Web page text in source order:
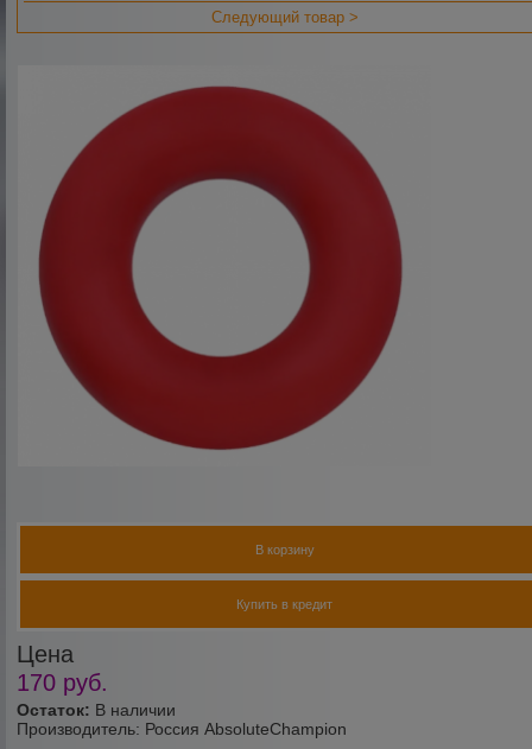
Следующий товар >
Остаток: В наличии
Производитель: Россия AbsoluteChampion
Цена
170 руб.
В корзину
Купить в кредит